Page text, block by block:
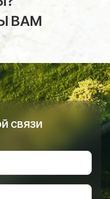
ВАМ
связи